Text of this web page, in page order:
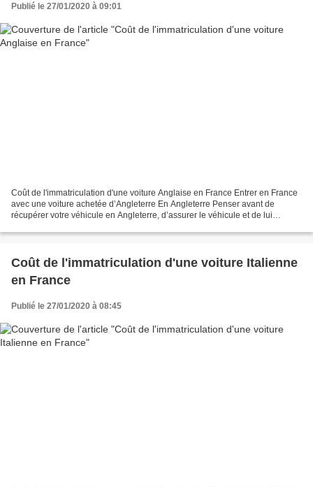
Publié le 27/01/2020 à 09:01
Coût de l'immatriculation d'une voiture Anglaise en France Entrer en France
avec une voiture achetée d’Angleterre En Angleterre Penser avant de
récupérer votre véhicule en Angleterre, d’assurer le véhicule et de lui
Coût de l'immatriculation d'une voiture Italienne
en France
Publié le 27/01/2020 à 08:45